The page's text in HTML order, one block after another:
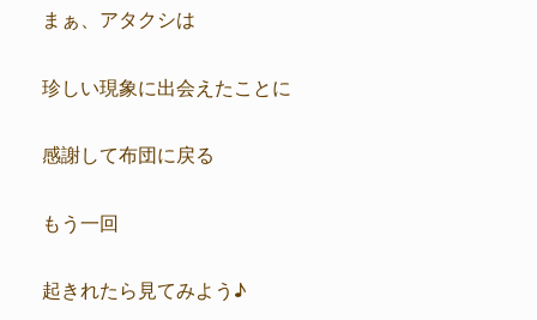
まぁ、アタクシは
珍しい現象に出会えたことに
感謝して布団に戻る
もう一回
起きれたら見てみよう♪